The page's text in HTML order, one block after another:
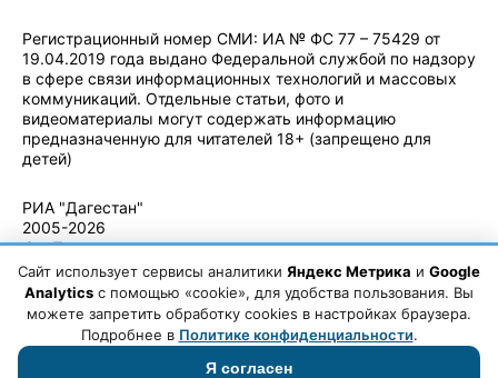
Регистрационный номер СМИ: ИА № ФС 77 – 75429 от
19.04.2019 года выдано Федеральной службой по надзору
в сфере связи информационных технологий и массовых
коммуникаций. Отдельные статьи, фото и
видеоматериалы могут содержать информацию
предназначенную для читателей 18+ (запрещено для
детей)
РИА "Дагестан"
2005-2026
© - Правила
использования
материалов.
Авторские
Сайт использует сервисы аналитики Яндекс Метрика и Google
Analytics с помощью «cookie», для удобства пользования. Вы
можете запретить обработку cookies в настройках браузера.
Подробнее в Политике конфиденциальности.
Я согласен